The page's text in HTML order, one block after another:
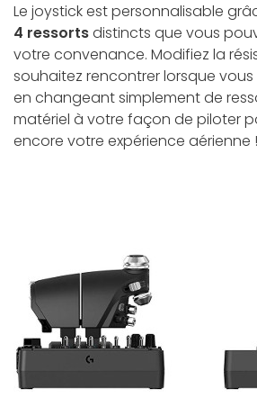
Le joystick est personnalisable
4 ressortsdistincts que vous
votre convenance. Modifiez la
souhaitez rencontrer lorsque
en changeant simplement de
matériel à votre façon de piloter
encore votre expérience aérienne !